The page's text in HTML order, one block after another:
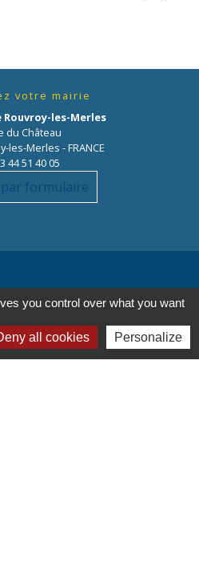
votre mairie
Rouvroy-les-Merles
du Château
les-Merles - FRANCE
44 51 40 05
formulaire
you control over what you want
all cookies Personalize